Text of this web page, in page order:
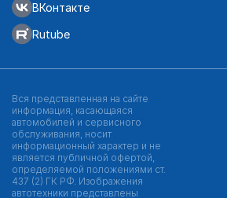
ВКонтакте
Rutube
Вся представленная на сайте
информация, касающаяся
автомобилей и сервисного
обслуживания, носит
информационный характер и не
является публичной офертой,
определяемой положениями ст.
437 (2) ГК РФ. Изображения
автотехники представлены